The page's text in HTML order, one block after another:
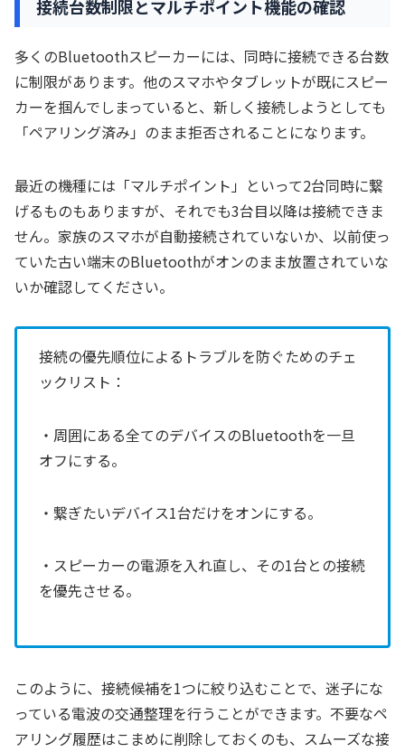
接続台数制限とマルチポイント機能の確認
多くのBluetoothスピーカーには、同時に接続できる台数
に制限があります。他のスマホやタブレットが既にスピー
カーを掴んでしまっていると、新しく接続しようとしても
「ペアリング済み」のまま拒否されることになります。
最近の機種には「マルチポイント」といって2台同時に繋
げるものもありますが、それでも3台目以降は接続できま
せん。家族のスマホが自動接続されていないか、以前使っ
ていた古い端末のBluetoothがオンのまま放置されていな
いか確認してください。
接続の優先順位によるトラブルを防ぐためのチェ
ックリスト：
・周囲にある全てのデバイスのBluetoothを一旦
オフにする。
・繋ぎたいデバイス1台だけをオンにする。
・スピーカーの電源を入れ直し、その1台との接続
を優先させる。
このように、接続候補を1つに絞り込むことで、迷子にな
っている電波の交通整理を行うことができます。不要なペ
アリング履歴はこまめに削除しておくのも、スムーズな接